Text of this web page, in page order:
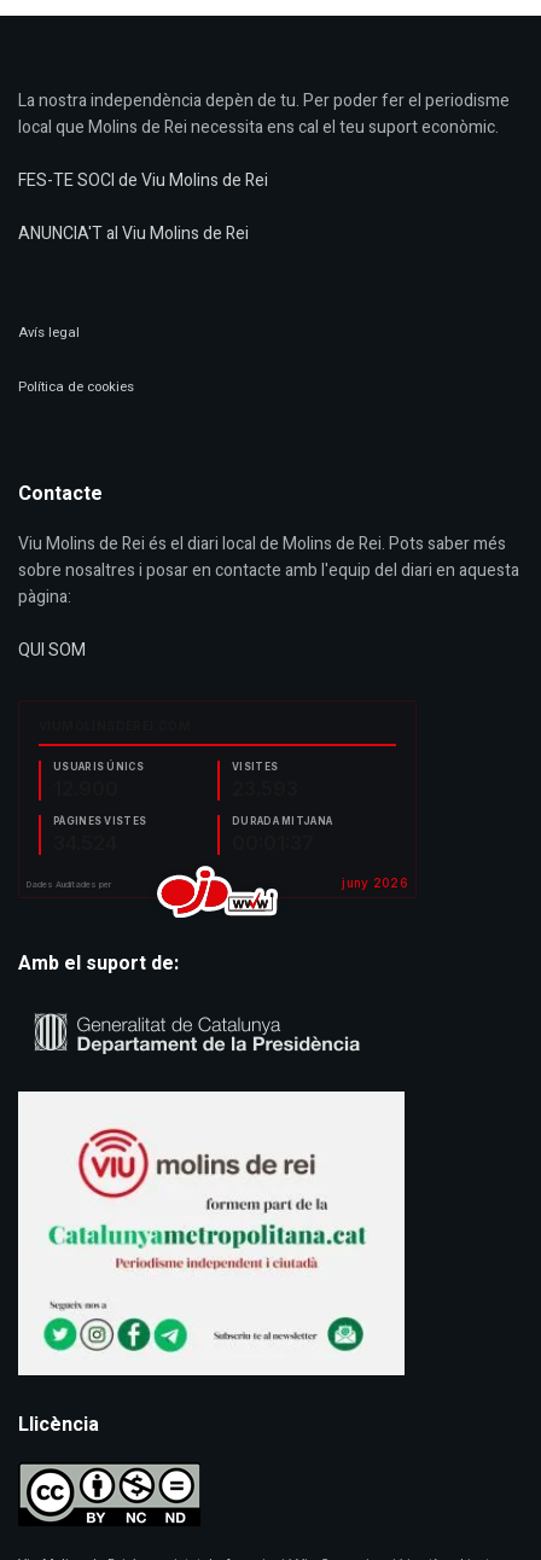
La nostra independència depèn de tu. Per poder fer el periodisme
local que Molins de Rei necessita ens cal el teu suport econòmic.
FES-TE SOCI de Viu Molins de Rei
ANUNCIA'T al Viu Molins de Rei
Avís legal
Política de cookies
Contacte
Viu Molins de Rei és el diari local de Molins de Rei. Pots saber més
sobre nosaltres i posar en contacte amb l'equip del diari en aquesta
pàgina:
QUI SOM
Amb el suport de:
Llicència